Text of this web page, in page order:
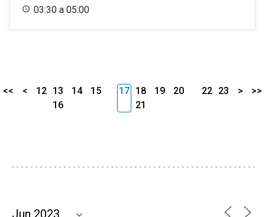
03:30 a 05:00
<< < 12 13 14
15
16
17 18 19
20
21
22 23 > >>